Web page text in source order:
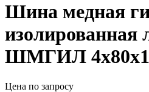
Шина медная
изолированная
ШМГИЛ
Цена по запросу